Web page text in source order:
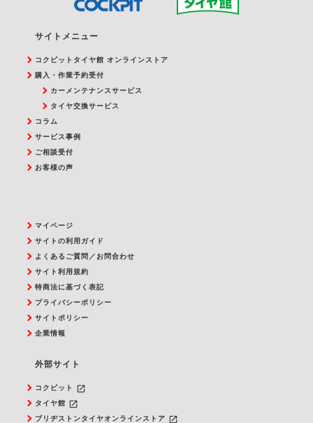
サイトメニュー
コクピットタイヤ館 オンラインストア
購入・作業予約受付
カーメンテナンスサービス
タイヤ交換サービス
コラム
サービス事例
ご相談受付
お客様の声
マイページ
サイトの利用ガイド
よくあるご質問／お問合わせ
サイト利用規約
特商法に基づく表記
プライバシーポリシー
サイトポリシー
企業情報
外部サイト
コクピット launch
タイヤ館 launch
ブリヂストンタイヤオンラインストア launch